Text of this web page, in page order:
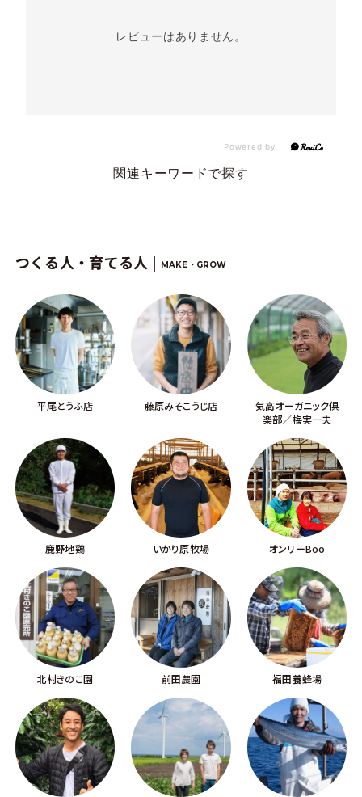
レビューはありません。
関連キーワードで探す
つくる人・育てる人 | MAKE・GROW
平尾とうふ店 藤原みそこうじ店
気高オーガニック倶
楽部／梅実一夫
鹿野地鶏 いかり原牧場 オンリーBoo
北村きのこ園 前田農園 福田養蜂場